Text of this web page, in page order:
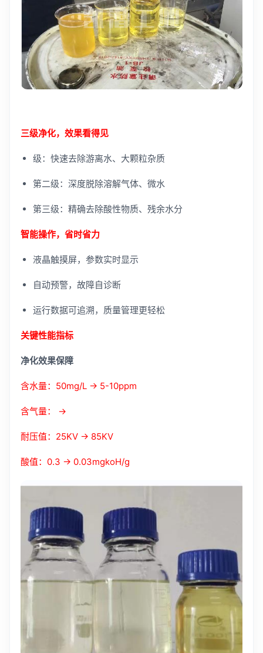
三级净化，效果看得见
级：快速去除游离水、大颗粒杂质
第二级：深度脱除溶解气体、微水
第三级：精确去除酸性物质、残余水分
智能操作，省时省力
液晶触摸屏，参数实时显示
自动预警，故障自诊断
运行数据可追溯，质量管理更轻松
关键性能指标
净化效果保障
含水量：50mg/L → 5-10ppm
含气量： →
耐压值：25KV → 85KV
酸值：0.3 → 0.03mgkoH/g